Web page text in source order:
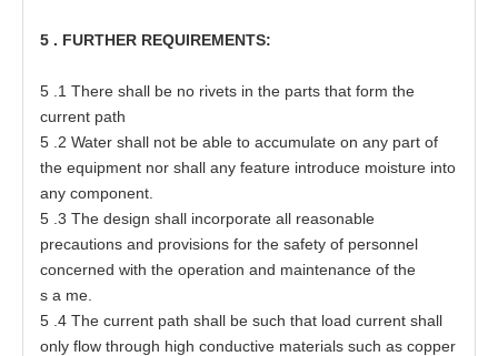
5 . FURTHER REQUIREMENTS:
5 .1 There shall be no rivets in the parts that form the
current path
5 .2 Water shall not be able to accumulate on any part of
the equipment nor shall any feature introduce moisture into
any component.
5 .3 The design shall incorporate all reasonable
precautions and provisions for the safety of personnel
concerned with the operation and maintenance of the
s a me
5 .4 The current path shall be such that load current shall
only flow through high conductive materials such as copper